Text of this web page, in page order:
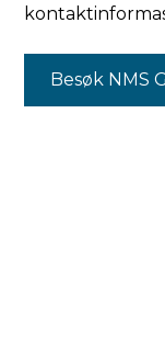
Besøk NMS